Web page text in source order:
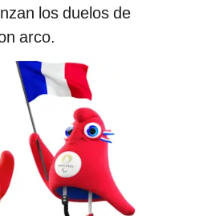
los duelos de
arco.